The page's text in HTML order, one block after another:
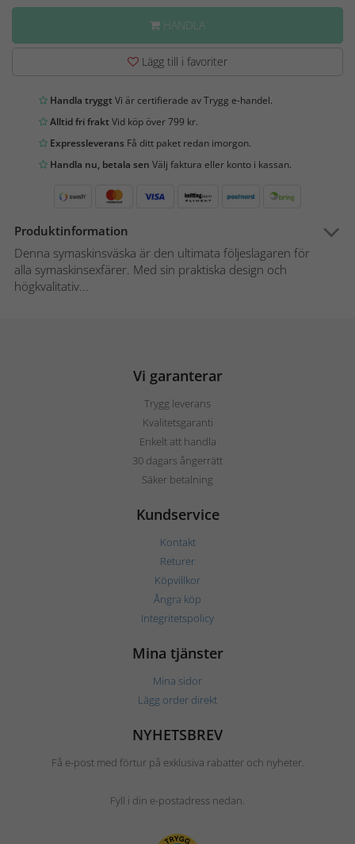
HANDLA
Lägg till i favoriter
Handla tryggtVi är certifierade av Trygg e-handel.
Alltid fri fraktVid köp över 799 kr.
Expressleverans Få ditt paket redan imorgon.
Handla nu, betala sen Välj faktura eller konto i kassan.
Produktinformation
Denna symaskinsväska är den ultimata följeslagaren för
alla symaskinsexfärer. Med sin praktiska design och
högkvalitativ...
Vi garanterar
Trygg leverans
Kvalitetsgaranti
Enkelt att handla
30 dagars ångerrätt
Säker betalning
Kundservice
Kontakt
Returer
Köpvillkor
Ångra köp
Integritetspolicy
Mina tjänster
Mina sidor
Lägg order direkt
NYHETSBREV
Få e-post med förtur på exklusiva rabatter och nyheter.
Fyll i din e-postadress nedan.